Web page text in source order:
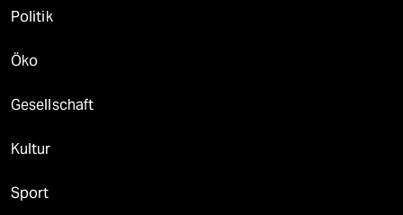
Politik
Öko
Gesellschaft
Kultur
Sport